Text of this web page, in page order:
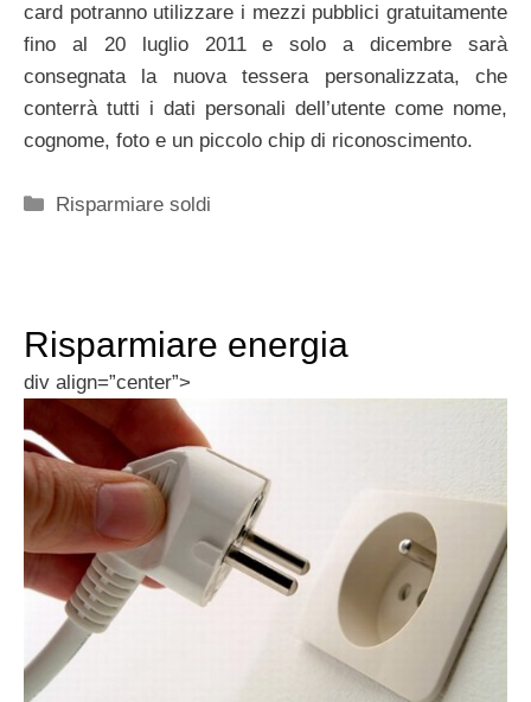
card potranno utilizzare i mezzi pubblici gratuitamente
fino al 20 luglio 2011 e solo a dicembre sarà
consegnata la nuova tessera personalizzata, che
conterrà tutti i dati personali dell’utente come nome,
cognome, foto e un piccolo chip di riconoscimento.
Categorie
Risparmiare soldi
Risparmiare energia
div align=”center”>